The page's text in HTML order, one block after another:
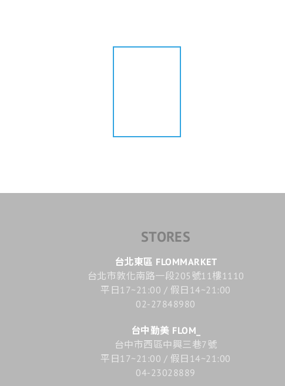
STORES
台北東區 FLOMMARKET
台北市敦化南路一段205號11樓1110
平日17~21:00 / 假日14~21:00
02-27848980
台中勤美 FLOM_
台中市西區中興三巷7號
平日17~21:00 / 假日14~21:00
04-23028889